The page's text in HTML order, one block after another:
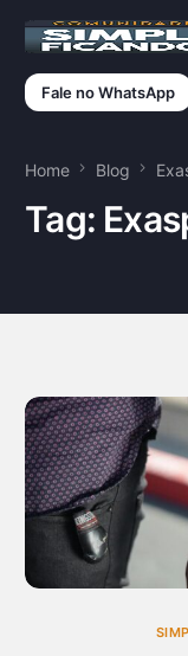
Fale no WhatsApp
Home Blog
Tag: